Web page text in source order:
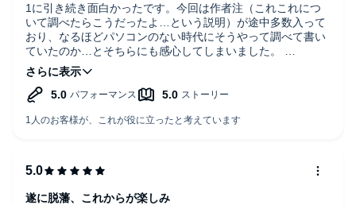
1に引き続き面白かったです。今回は作者注（これこれにつ
いて調べたらこうだったよ…という説明）が途中多数入って
おり、なるほどパソコンのない時代にそうやって調べて書い
ていたのか…とそちらにも感心してしまいました。
小林さんのナレーションも非常に聴きやすいですね。オーデ
ィブルではゆっくり読まれるナレーターさんが多く、ひどい
時には1.5倍速で再生するのですが、小林さんはテンポよく読
けも素晴らしいです。
遂に脱藩、これからが楽しみ